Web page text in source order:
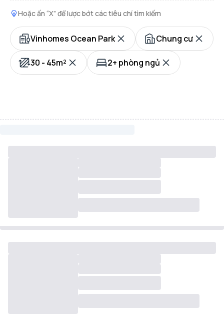
Hoặc ấn “X” để lược bớt các tiêu chí tìm kiếm
Vinhomes Ocean Park Chung cư
30 - 45m² 2+ phòng ngủ